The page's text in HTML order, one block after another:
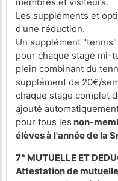
Les suppléments et
d'une réduction.
Un supplément
pour chaque stage mi-
plein combinant du
supplément de 20€/
chaque stage complet
ajouté
pour tous les non-
élèves à l'année de la
7° MUTUELLE ET
Attestation de